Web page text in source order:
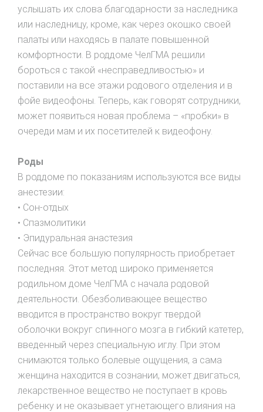
услышать их слова благодарности за наследника
или наследницу, кроме, как через окошко своей
палаты или находясь в палате повышенной
комфортности. В роддоме ЧелГМА решили
бороться с такой «несправедливостью» и
поставили на все этажи родового отделения и в
фойе видеофоны. Теперь, как говорят сотрудники,
может появиться новая проблема – «пробки» в
очереди мам и их посетителей к видеофону.
Роды
В роддоме по показаниям используются все виды
анестезии:
• Сон-отдых
• Спазмолитики
• Эпидуральная анастезия
Сейчас все большую популярность приобретает
последняя. Этот метод широко применяется
родильном доме ЧелГМА с начала родовой
деятельности. Обезболивающее вещество
вводится в пространство вокруг твердой
оболочки вокруг спинного мозга в гибкий катетер,
введенный через специальную иглу. При этом
снимаются только болевые ощущения, а сама
женщина находится в сознании, может двигаться,
лекарственное вещество не поступает в кровь
ребенку и не оказывает угнетающего влияния на